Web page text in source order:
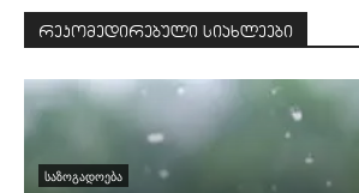
რეკომედირებული სიახლეები
ᲡᲐᲖᲝᲒᲐᲓᲝᲔᲑᲐ